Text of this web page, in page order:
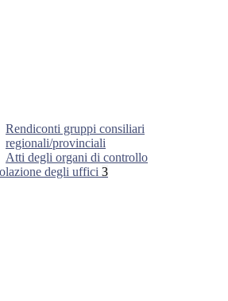
Rendiconti gruppi consiliari
regionali/provinciali
Atti degli organi di controllo
degli uffici 3